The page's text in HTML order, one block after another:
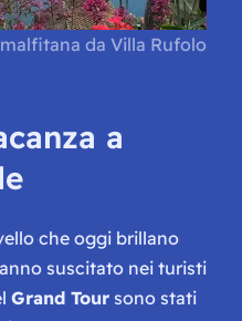
da Villa Rufolo
a
che oggi brillano
suscitato nei turisti
Grand Tour sono stati